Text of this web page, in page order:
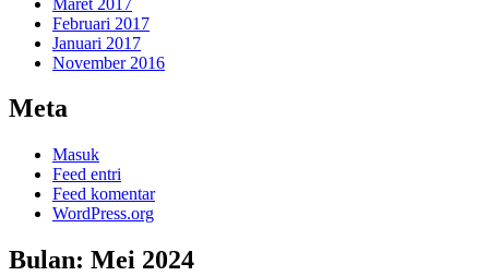
Februari 2017
Januari 2017
November 2016
Meta
Masuk
Feed entri
Feed komentar
WordPress.org
Bulan: Mei 2024